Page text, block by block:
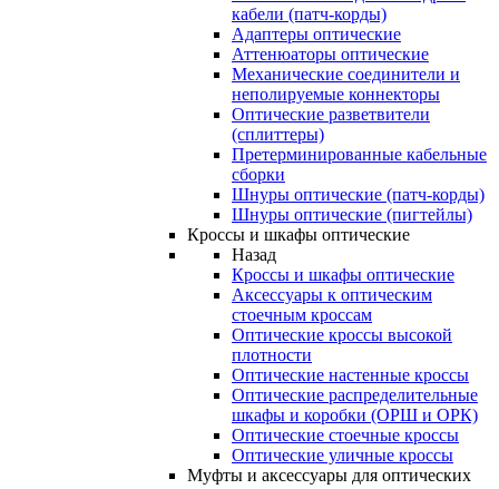
кабели (патч-корды)
Адаптеры оптические
Аттенюаторы оптические
Механические соединители и
неполируемые коннекторы
Оптические разветвители
(сплиттеры)
Претерминированные кабельные
сборки
Шнуры оптические (патч-корды)
Шнуры оптические (пигтейлы)
Кроссы и шкафы оптические
Назад
Кроссы и шкафы оптические
Аксессуары к оптическим
стоечным кроссам
Оптические кроссы высокой
плотности
Оптические настенные кроссы
Оптические распределительные
шкафы и коробки (ОРШ и ОРК)
Оптические стоечные кроссы
Оптические уличные кроссы
Муфты и аксессуары для оптических